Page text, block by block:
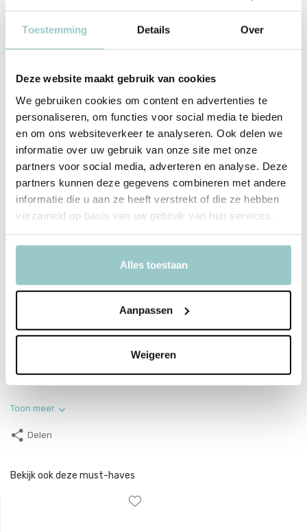
Toestemming Details Over
Deze website maakt gebruik van cookies
We gebruiken cookies om content en advertenties te
personaliseren, om functies voor social media te bieden
en om ons websiteverkeer te analyseren. Ook delen we
informatie over uw gebruik van onze site met onze
partners voor social media, adverteren en analyse. Deze
partners kunnen deze gegevens combineren met andere
informatie die u aan ze heeft verstrekt of die ze hebben
verzameld op basis van uw gebruik van hun services.
Alles toestaan
Aanpassen
Weigeren
centraal staat.
Waarom je dit wilt
Water-, speeksel- en UV-bestendig
Stimuleert evenwicht, concentratie en beweging
Ideaal voor binnen en buiten
Balance Board Dark Green & Blush – stijlvol, stevig en altijd in
balans!
Een leuk en actief cadeau voor de feestdagen!
Stapelstein Blush
Productcategorie Open-ended speelgoed
Toon meer
Delen
Bekijk ook deze must-haves